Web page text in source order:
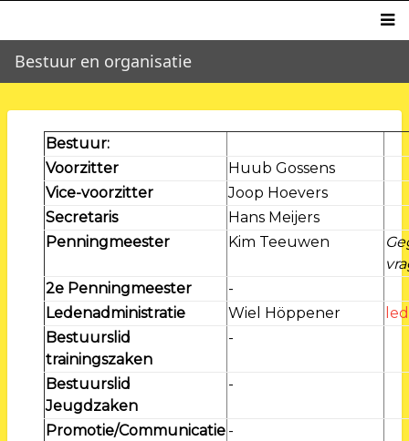
Main
navigation
Bestuur en organisatie
Bestuur:
Voorzitter
Huub Gossens
Vice-voorzitter
Joop Hoevers
Secretaris
Hans Meijers
Penningmeester
Kim Teeuwen
2e Penningmeester
-
Ledenadministratie
Wiel Höppener
Bestuurslid
trainingszaken
-
Bestuurslid
Jeugdzaken
-
Promotie/Communicatie -